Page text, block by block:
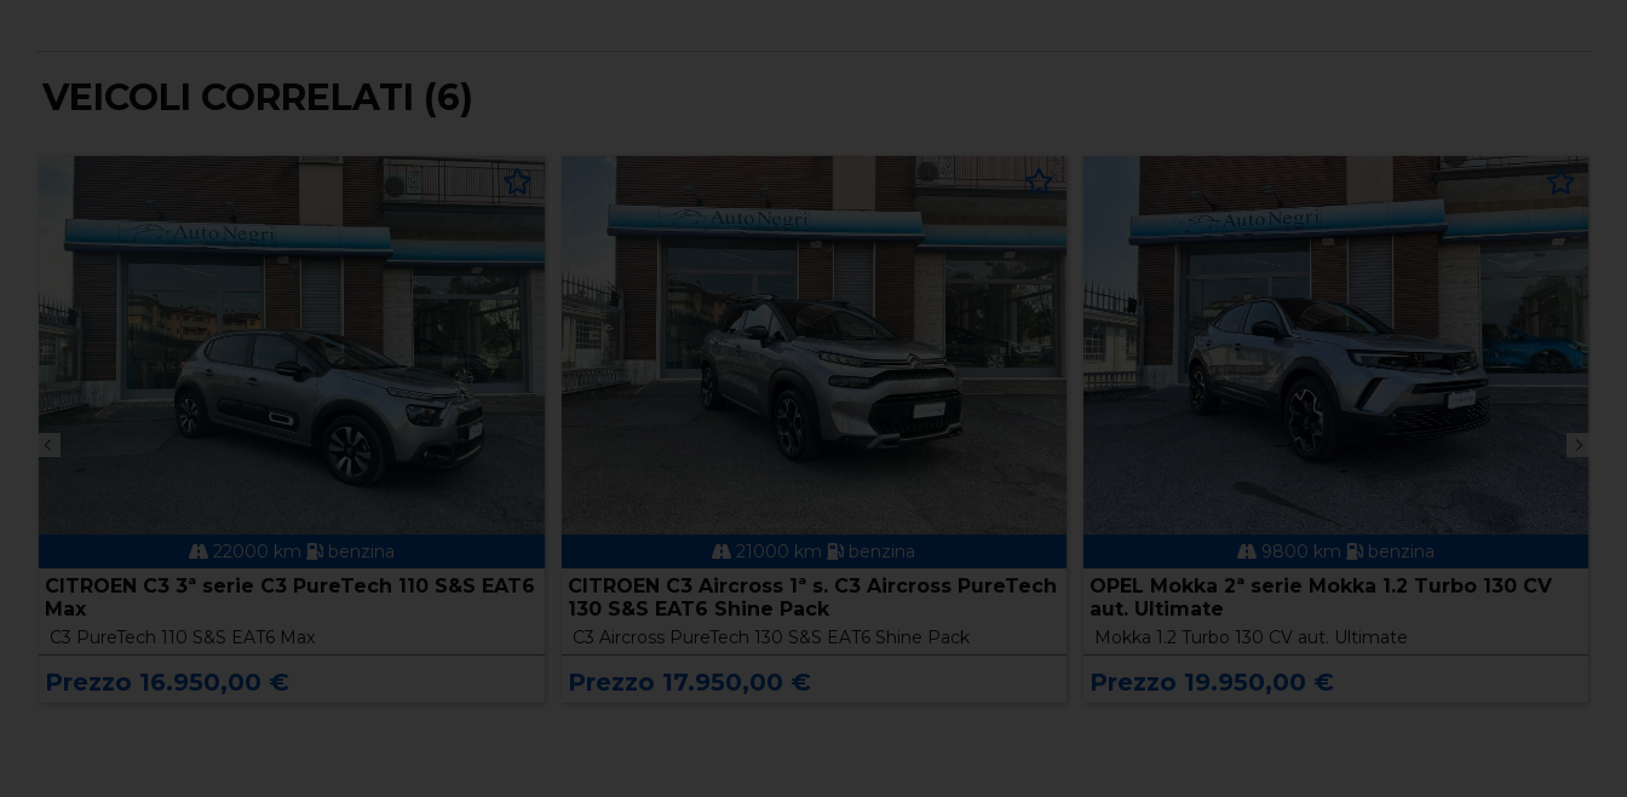
VEICOLI CORRELATI (6)
22000 km benzina
CITROEN C3 3ª serie C3 PureTech 110 S&S EAT6
Max
C3 PureTech 110 S&S EAT6 Max
Prezzo 16.950,00 €
21000 km benzina
CITROEN C3 Aircross 1ª s. C3 Aircross PureTech
130 S&S EAT6 Shine Pack
C3 Aircross PureTech 130 S&S EAT6 Shine Pack
Prezzo 17.950,00 €
9800 km benzina
OPEL Mokka 2ª serie Mokka 1.2 Turbo 130 CV
aut. Ultimate
Mokka 1.2 Turbo 130 CV aut. Ultimate
Prezzo 19.950,00 €